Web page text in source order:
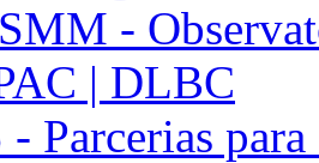
-
| DLBC
- Parcerias